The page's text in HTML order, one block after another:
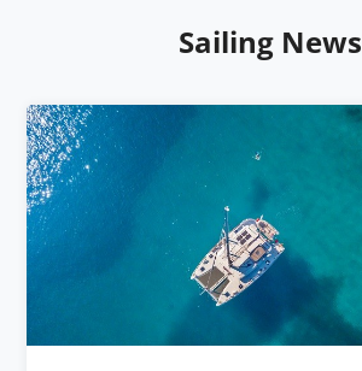
Sailing News